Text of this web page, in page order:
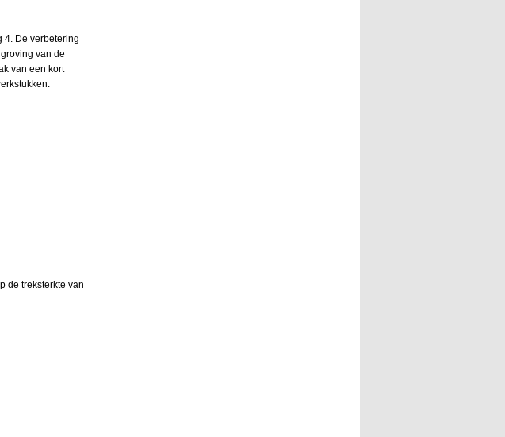
4. De verbetering
van de
van een kort
de treksterkte van